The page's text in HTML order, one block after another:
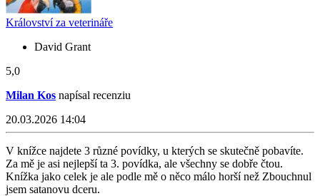
Království za veterináře
David Grant
5,0
Milan Kos napísal recenziu
20.03.2026 14:04
V knížce najdete 3 různé povídky, u kterých se skutečně pobavíte.
Za mě je asi nejlepší ta 3. povídka, ale všechny se dobře čtou.
Knížka jako celek je ale podle mě o něco málo horší než Zbouchnul
jsem satanovu dceru.